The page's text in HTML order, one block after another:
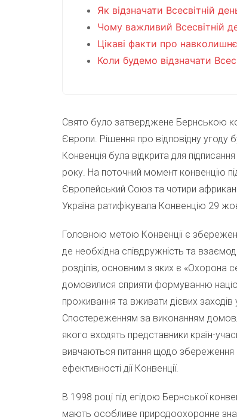
Як відзначати Всесвітній
Чому важливий Всесвітній
Цікаві факти про
Коли будемо відзначати
Свято було затверджене Бернською
Європи. Рішення про відповідну угоду
Конвенція була відкрита для
року. На поточний момент конвенцію
Європейський Союз та чотири
Україна ратифікувала Конвенцію 29
Головною метою Конвенції є
де необхідна співдружність та
розділів, основним з яких є «Охорона
домовилися сприяти формуванню
проживання та вживати дієвих
Спостереженням за виконанням
якого входять представники країн-
вивчаються питання щодо збереження
ефективності дії Конвенції.
В 1998 році під егідою Бернської
мають особливе природоохоронне